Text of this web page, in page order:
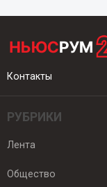
Контакты
РУБРИКИ
Лента
Общество